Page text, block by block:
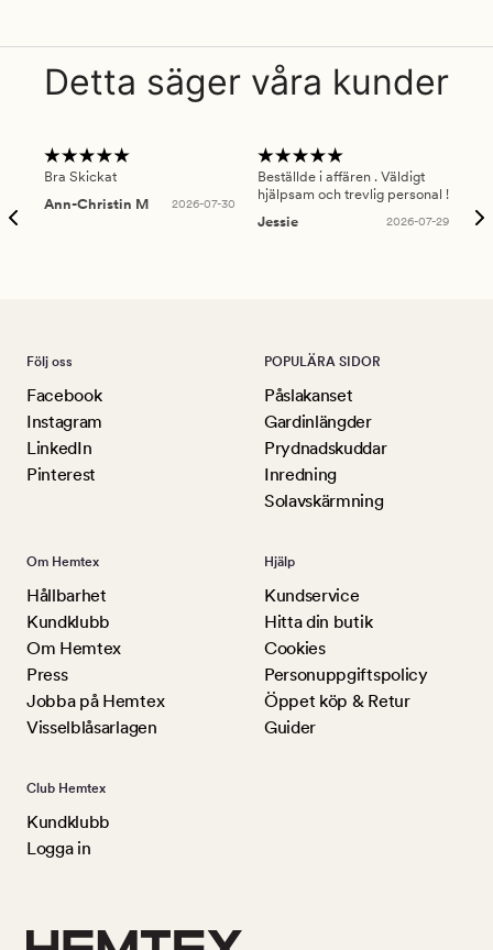
Detta säger våra kunder
Bra Skickat
Ann-Christin M
2026-07-30
Beställde i affären . Väldigt
hjälpsam och trevlig personal !
Jessie
2026-07-29
Följ oss
Facebook
Instagram
LinkedIn
Pinterest
POPULÄRA SIDOR
Påslakanset
Gardinlängder
Prydnadskuddar
Inredning
Solavskärmning
Om Hemtex
Hållbarhet
Kundklubb
Om Hemtex
Press
Jobba på Hemtex
Visselblåsarlagen
Hjälp
Kundservice
Hitta din butik
Cookies
Personuppgiftspolicy
Öppet köp & Retur
Guider
Club Hemtex
Kundklubb
Logga in